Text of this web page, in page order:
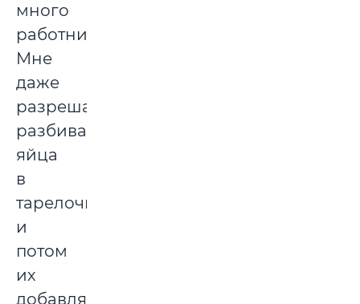
много
работников.
Мне
даже
разрешали
разбивать
яйца
в
тарелочку
и
потом
их
добавлять